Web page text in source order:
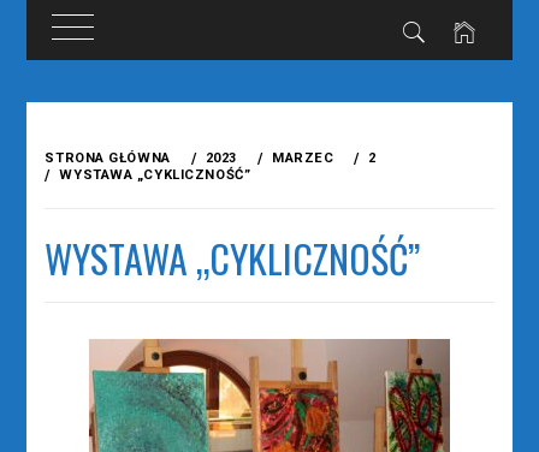
treści
STRONA GŁÓWNA 2023 MARZEC
2
WYSTAWA „CYKLICZNOŚĆ”
WYSTAWA „CYKLICZNOŚĆ”